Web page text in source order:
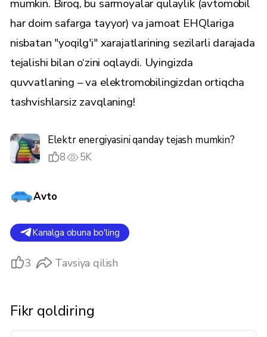
mumkin. Biroq, bu sarmoyalar qulaylik (avtomobil
har doim safarga tayyor) va jamoat EHQlariga
nisbatan "yoqilg'i" xarajatlarining sezilarli darajada
tejalishi bilan o‘zini oqlaydi. Uyingizda
quvvatlaning – va elektromobilingizdan ortiqcha
tashvishlarsiz zavqlaning!
Elektr energiyasini qanday tejash mumkin?
8
5K
Avto
Kanalga obuna bo'ling
3 Tavsiya qilish
Fikr qoldiring